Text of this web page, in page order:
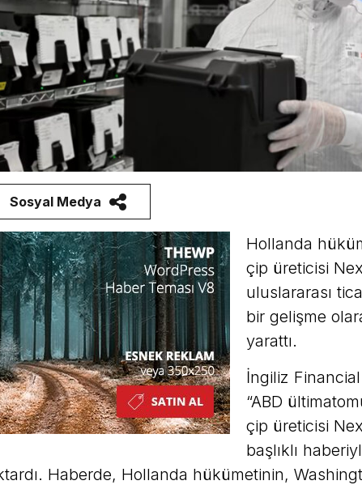
Sosyal Medya
Hollanda
çip üreticisi
uluslararası
bir gelişme
yarattı.
İngiliz
“ABD
çip üreticisi
başlıklı
Haberde, Hollanda hükümetinin,